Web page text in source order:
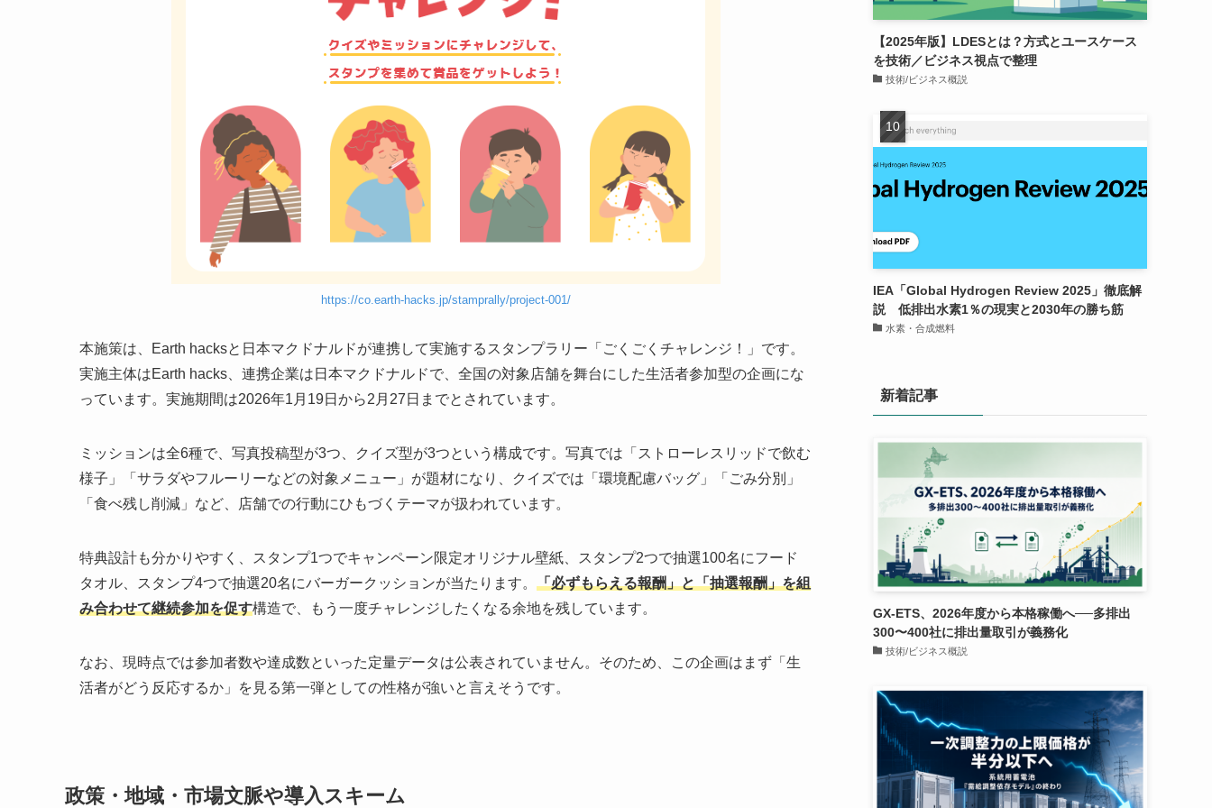
https://co.earth-hacks.jp/stamprally/project-001/
本施策は、Earth hacksと日本マクドナルドが連携して実施するスタンプラリー「ごくごくチャレンジ！」です。
実施主体はEarth hacks、連携企業は日本マクドナルドで、全国の対象店舗を舞台にした生活者参加型の企画にな
っています。実施期間は2026年1月19日から2月27日までとされています。
ミッションは全6種で、写真投稿型が3つ、クイズ型が3つという構成です。写真では「ストローレスリッドで飲む
様子」「サラダやフルーリーなどの対象メニュー」が題材になり、クイズでは「環境配慮バッグ」「ごみ分別」
「食べ残し削減」など、店舗での行動にひもづくテーマが扱われています。
特典設計も分かりやすく、スタンプ1つでキャンペーン限定オリジナル壁紙、スタンプ2つで抽選100名にフード
タオル、スタンプ4つで抽選20名にバーガークッションが当たります。 「必ずもらえる報酬」と「抽選報酬」を組
み合わせて継続参加を促す構造で、もう一度チャレンジしたくなる余地を残しています。
なお、現時点では参加者数や達成数といった定量データは公表されていません。そのため、この企画はまず「生
活者がどう反応するか」を見る第一弾としての性格が強いと言えそうです。
政策・地域・市場文脈や導入スキーム
【2025年版】LDESとは？方式とユースケース
を技術／ビジネス視点で整理
技術/ビジネス概説
IEA「Global Hydrogen Review 2025」徹底解
説 低排出水素1％の現実と2030年の勝ち筋
水素・合成燃料
新着記事
GX-ETS、2026年度から本格稼働へ──多排出
300〜400社に排出量取引が義務化
技術/ビジネス概説